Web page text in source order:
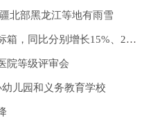
北部黑龙江等地有雨雪
一季度开行4186列、运送44.9万标箱，同比分别增长15%、28% 中欧班列承运货物日益丰富 世界今日报
院等级评审会
儿园和义务教育学校